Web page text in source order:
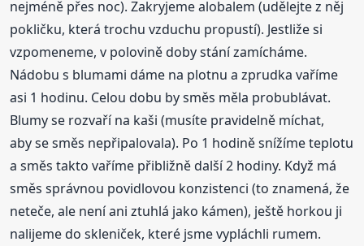
nejméně přes noc). Zakryjeme alobalem (udělejte z něj
pokličku, která trochu vzduchu propustí). Jestliže si
vzpomeneme, v polovině doby stání zamícháme.
Nádobu s blumami dáme na plotnu a zprudka vaříme
asi 1 hodinu. Celou dobu by směs měla probublávat.
Blumy se rozvaří na kaši (musíte pravidelně míchat,
aby se směs nepřipalovala). Po 1 hodině snížíme teplotu
a směs takto vaříme přibližně další 2 hodiny. Když má
směs správnou povidlovou konzistenci (to znamená, že
neteče, ale není ani ztuhlá jako kámen), ještě horkou ji
nalijeme do skleniček, které jsme vypláchli rumem.